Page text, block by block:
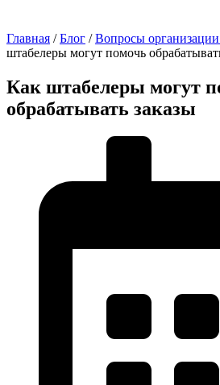
Главная /Блог /Вопросы
штабелеры могут помочь
Как штабелеры могут
обрабатывать заказы